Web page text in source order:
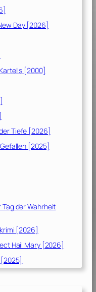
Day [2026]
[2000]
Tiefe [2026]
[2025]
Tag der Wahrheit
[2026]
Hail Mary [2026]
[2025]